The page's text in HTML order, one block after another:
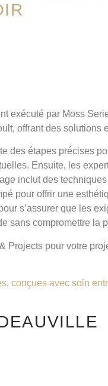
exécuté par Moss
offrant des
des étapes précises
Ensuite, les
inclut des
pour offrir une
s’assurer que les
sans compromettre la
pour votre
avec soin